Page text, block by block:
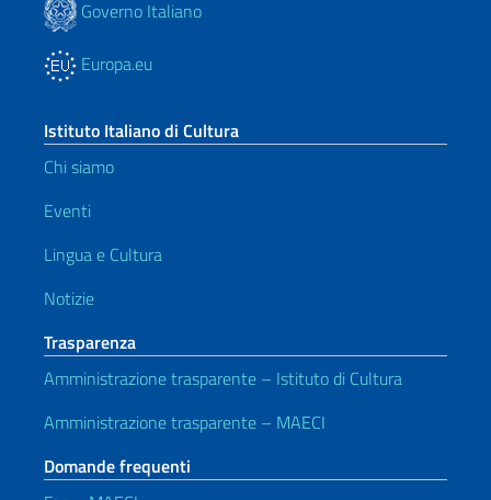
Governo Italiano
Europa.eu
Istituto Italiano di Cultura
Chi siamo
Eventi
Lingua e Cultura
Notizie
Trasparenza
Amministrazione trasparente – Istituto di Cultura
Amministrazione trasparente – MAECI
Domande frequenti